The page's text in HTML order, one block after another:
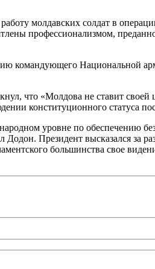
молдавских солдат в
профессионализмом,
командующего Национальной
что «Молдова не ставит
конституционного статуса
уровне по обеспечению
Додон. Президент высказался за
большинства свое